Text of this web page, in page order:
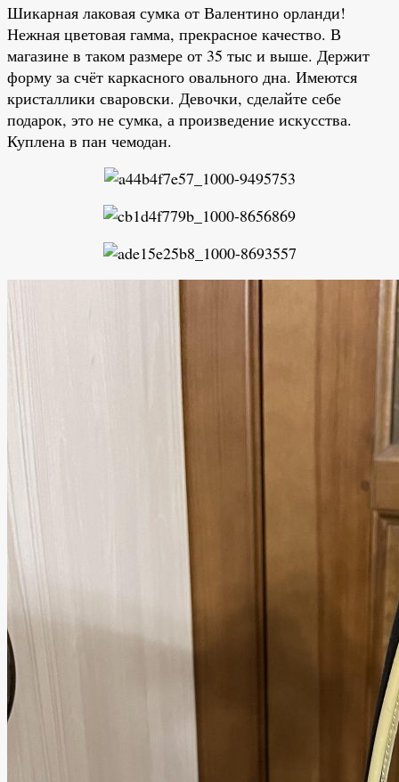
Шикарная лаковая сумка от Валентино орланди!
Нежная цветовая гамма, прекрасное качество. В
магазине в таком размере от 35 тыс и выше. Держит
форму за счёт каркасного овального дна. Имеются
кристаллики сваровски. Девочки, сделайте себе
подарок, это не сумка, а произведение искусства.
Куплена в пан чемодан.